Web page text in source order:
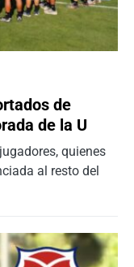
de
de la U
quienes
al resto del